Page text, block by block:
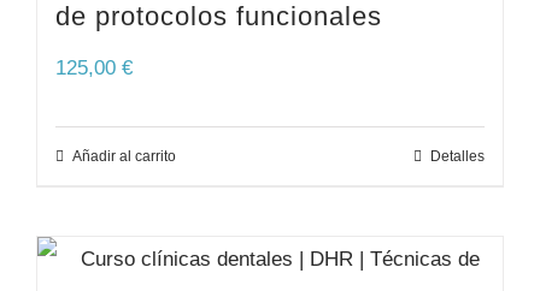
de protocolos funcionales
125,00 €
Añadir al carrito Detalles